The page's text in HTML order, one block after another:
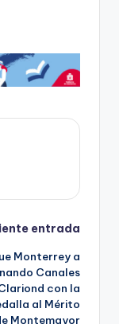
entrada
Monterrey a
Canales
con la
al Mérito
Montemayor